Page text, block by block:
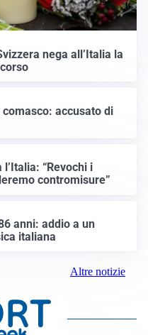
nega all’Italia la
accusato di
“Revochi i
contromisure”
anni: addio a un
italiana
Altre notizie